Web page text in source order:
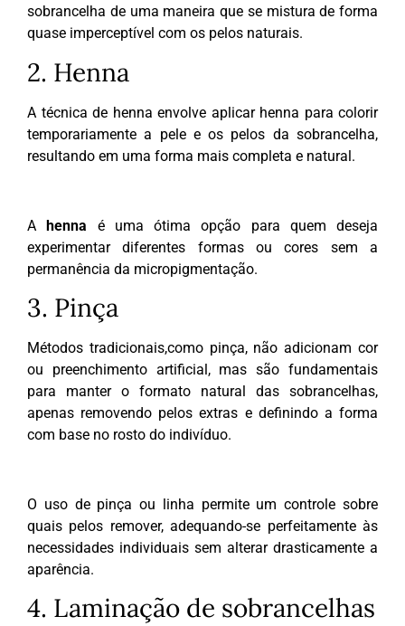
sobrancelha de uma maneira que se mistura de forma
quase imperceptível com os pelos naturais.
2. Henna
A técnica de henna envolve aplicar henna para colorir
temporariamente a pele e os pelos da sobrancelha,
resultando em uma forma mais completa e natural.
A henna é uma ótima opção para quem deseja
experimentar diferentes formas ou cores sem a
permanência da micropigmentação.
3. Pinça
Métodos tradicionais,como pinça, não adicionam cor
ou preenchimento artificial, mas são fundamentais
para manter o formato natural das sobrancelhas,
apenas removendo pelos extras e definindo a forma
com base no rosto do indivíduo.
O uso de pinça ou linha permite um controle sobre
quais pelos remover, adequando-se perfeitamente às
necessidades individuais sem alterar drasticamente a
aparência.
4. Laminação de sobrancelhas